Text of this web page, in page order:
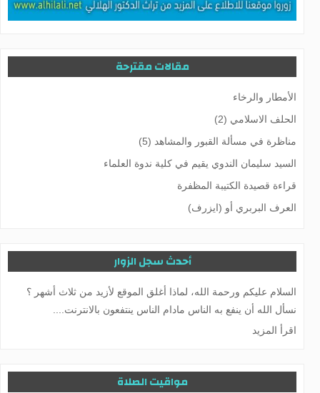
مقالات مقترحة
الأمطار والرخاء
الحلف الاسلامي (2)
مناظرة في مسألة القبور والمشاهد (5)
السيد سليمان الندوي يقيم في كلية ندوة العلماء
قراءة قصيدة الكتيبة المظفرة
العرف البربري أو (ایزرف)
أحدث سجل الزوار
السلام عليكم ورحمة الله، لماذا أغلق الموقع لأزيد من ثلاث أشهر ؟
نسأل الله أن ينفع به الناس مادام الناس ينتفعون بالانترنت....
اقرأ المزيد
مواقيت الصلاة